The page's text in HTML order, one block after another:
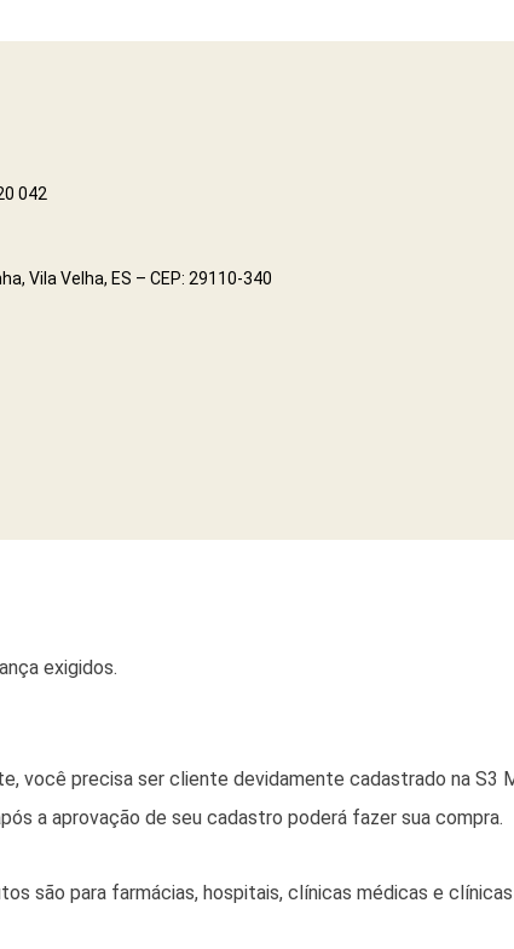
042
Vila Velha, ES – CEP: 29110-340
exigidos.
você precisa ser cliente devidamente cadastrado na S3
a aprovação de seu cadastro poderá fazer sua compra.
são para farmácias, hospitais, clínicas médicas e